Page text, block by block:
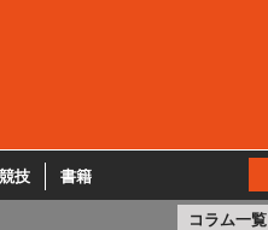
技 書籍
コラム一覧